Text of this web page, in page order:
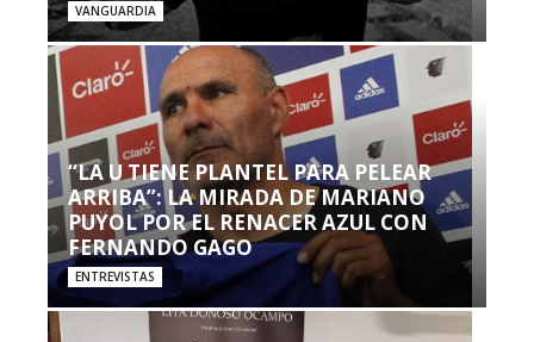
VANGUARDIA
“LA U TIENE PLANTEL PARA PELEAR
ARRIBA”: LA MIRADA DE MARIANO
PUYOL POR EL RENACER AZUL CON
FERNANDO GAGO
ENTREVISTAS